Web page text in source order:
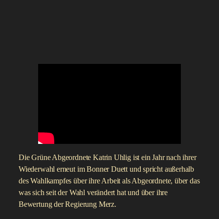
Die Grüne Abgeordnete Katrin Uhlig ist ein Jahr nach ihrer
Wiederwahl erneut im Bonner Duett und spricht außerhalb
des Wahlkampfes über ihre Arbeit als Abgeordnete, über das
was sich seit der Wahl verändert hat und über ihre
Bewertung der Regierung Merz.